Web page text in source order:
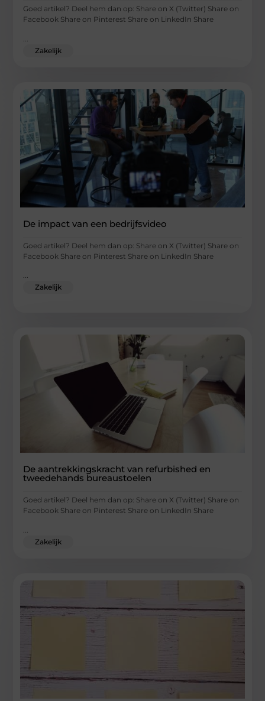
Goed artikel? Deel hem dan op: Share on X (Twitter) Share on
Facebook Share on Pinterest Share on LinkedIn Share
Zakelijk
De impact van een bedrijfsvideo
Goed artikel? Deel hem dan op: Share on X (Twitter) Share on
Facebook Share on Pinterest Share on LinkedIn Share
...
Zakelijk
De aantrekkingskracht van refurbished en
tweedehands bureaustoelen
Goed artikel? Deel hem dan op: Share on X (Twitter) Share on
Facebook Share on Pinterest Share on LinkedIn Share
Zakelijk